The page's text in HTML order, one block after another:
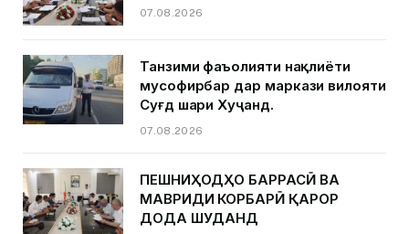
07.08.2026
Танзими фаъолияти нақлиёти
мусофирбар дар маркази вилояти
Суғд шаҳри Хуҷанд.
07.08.2026
ПЕШНИҲОДҲО БАРРАСӢ ВА
МАВРИДИ КОРБАРӢ ҚАРОР
ДОДА ШУДАНД